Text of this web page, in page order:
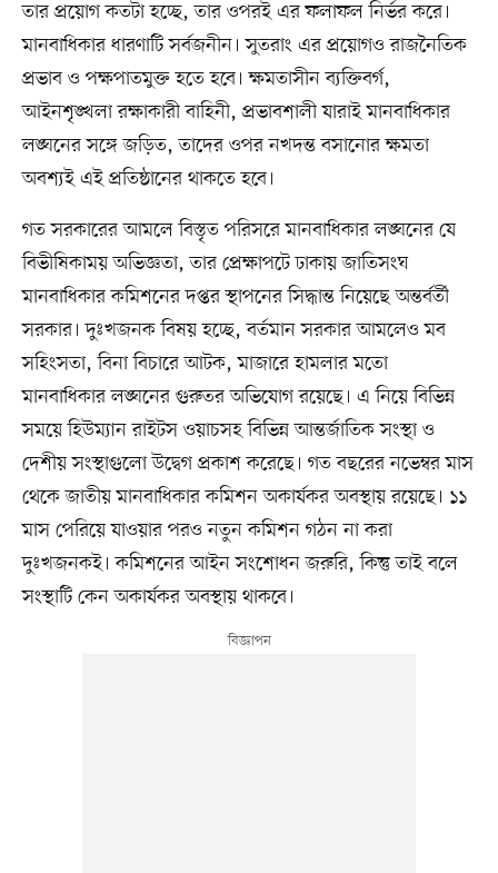
তার প্রয়োগ কতটা হচ্ছে, তার ওপরই এর ফলাফল নির্ভর করে।
মানবাধিকার ধারণাটি সর্বজনীন। সুতরাং এর প্রয়োগও রাজনৈতিক
প্রভাব ও পক্ষপাতমুক্ত হতে হবে। ক্ষমতাসীন ব্যক্তিবর্গ,
আইনশৃঙ্খলা রক্ষাকারী বাহিনী, প্রভাবশালী যারাই মানবাধিকার
লঙ্ঘনের সঙ্গে জড়িত, তাদের ওপর নখদন্ত বসানোর ক্ষমতা
অবশ্যই এই প্রতিষ্ঠানের থাকতে হবে।
গত সরকারের আমলে বিস্তৃত পরিসরে মানবাধিকার লঙ্ঘনের যে
বিভীষিকাময় অভিজ্ঞতা, তার প্রেক্ষাপটে ঢাকায় জাতিসংঘ
মানবাধিকার কমিশনের দপ্তর স্থাপনের সিদ্ধান্ত নিয়েছে অন্তর্বর্তী
সরকার। দুঃখজনক বিষয় হচ্ছে, বর্তমান সরকার আমলেও মব
সহিংসতা, বিনা বিচারে আটক, মাজারে হামলার মতো
মানবাধিকার লঙ্ঘনের গুরুতর অভিযোগ রয়েছে। এ নিয়ে বিভিন্ন
সময়ে হিউম্যান রাইটস ওয়াচসহ বিভিন্ন আন্তর্জাতিক সংস্থা ও
দেশীয় সংস্থাগুলো উদ্বেগ প্রকাশ করেছে। গত বছরের নভেম্বর মাস
থেকে জাতীয় মানবাধিকার কমিশন অকার্যকর অবস্থায় রয়েছে। ১১
মাস পেরিয়ে যাওয়ার পরও নতুন কমিশন গঠন না করা
দুঃখজনকই। কমিশনের আইন সংশোধন জরুরি, কিন্তু তাই বলে
সংস্থাটি কেন অকার্যকর অবস্থায় থাকবে।